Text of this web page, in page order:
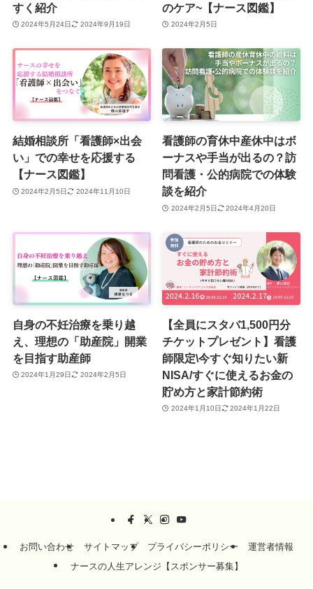
すく紹介
2024年5月24日 2024年9月19日
のケア~【ナース図鑑】
2024年2月5日
結婚相談所「看護師×出会
い」での幸せを応援する
【ナース図鑑】
2024年2月5日 2024年11月10日
看護師の育休中産休中はボ
ーナスや手当が出るの？訪
問看護・公的病院での体験
談を紹介
2024年2月5日 2024年4月20日
自身の不妊治療を乗り越
え、理想の「助産院」開業
を目指す助産師
2024年1月29日 2024年2月5日
【全員にスタバ1,500円分
チケットプレゼント】看護
師限定\今すぐ知りたい新
NISA/すぐに使えるお金の
貯め方と家計節約術
2024年1月10日 2024年1月22日
お問い合わせ サイトマップ プライバシーポリシー
運営者情報
ナースの人生アレンジ【スポンサー募集】